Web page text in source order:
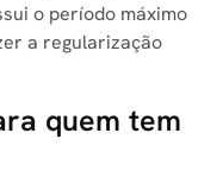
o período máximo
a regularização
quem tem